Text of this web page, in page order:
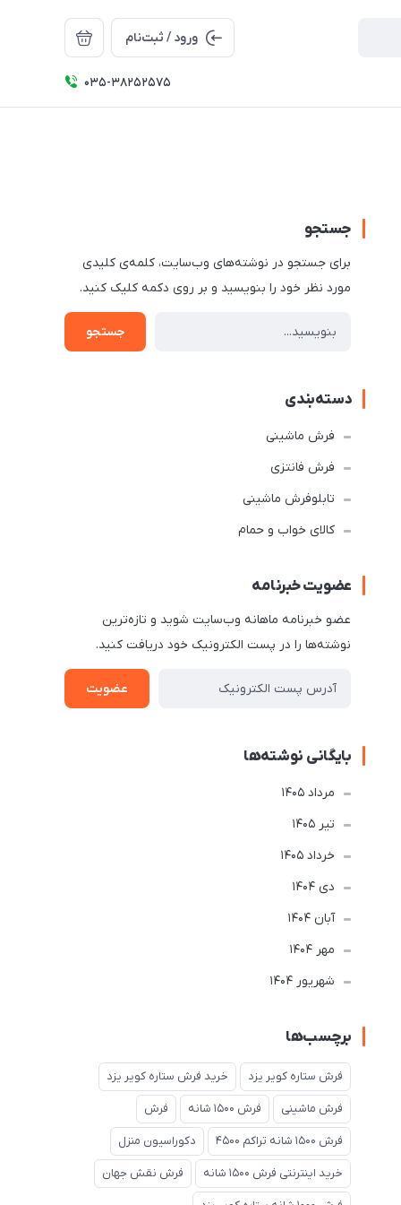
ورود / ثبت‌نام
035-38252575
جستجو
برای جستجو در نوشته‌های وب‌سایت، کلمه‌ی کلیدی
مورد نظر خود را بنویسید و بر روی دکمه کلیک کنید.
جستجو
دسته‌بندی
فرش ماشینی
فرش فانتزی
تابلوفرش ماشینی
کالای خواب و حمام
عضویت خبرنامه
عضو خبرنامه ماهانه وب‌سایت شوید و تازه‌ترین
نوشته‌ها را در پست الکترونیک خود دریافت کنید.
عضویت
بایگانی نوشته‌ها
مرداد 1405
تير 1405
خرداد 1405
دی 1404
آبان 1404
مهر 1404
شهریور 1404
برچسب‌ها
فرش ستاره کویر یزد خرید فرش ستاره کویر یزد
فرش ماشینی فرش 1500 شانه فرش
فرش 1500 شانه تراکم 4500 دکوراسیون منزل
خرید اینترنتی فرش 1500 شانه فرش نقش جهان